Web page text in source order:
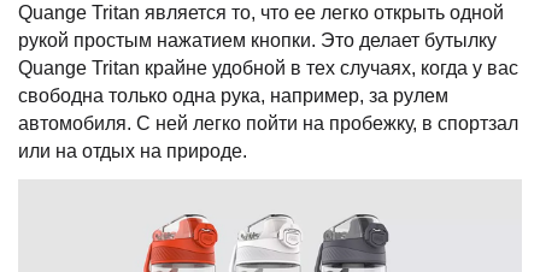
Quange Tritan является то, что ее легко открыть одной
рукой простым нажатием кнопки. Это делает бутылку
Quange Tritan крайне удобной в тех случаях, когда у вас
свободна только одна рука, например, за рулем
автомобиля. С ней легко пойти на пробежку, в спортзал
или на отдых на природе.